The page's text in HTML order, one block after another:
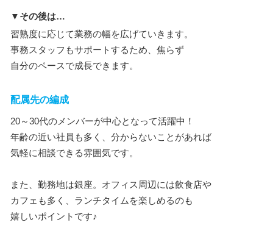
▼その後は…
習熟度に応じて業務の幅を広げていきます。
事務スタッフもサポートするため、焦らず
自分のペースで成長できます。
配属先の編成
20～30代のメンバーが中心となって活躍中！
年齢の近い社員も多く、分からないことがあれば
気軽に相談できる雰囲気です。
また、勤務地は銀座。オフィス周辺には飲食店や
カフェも多く、ランチタイムを楽しめるのも
嬉しいポイントです♪